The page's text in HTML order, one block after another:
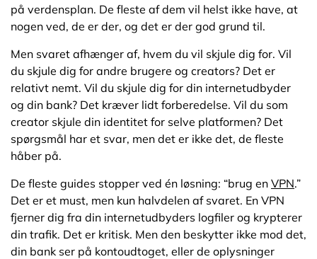
på verdensplan. De fleste af dem vil helst ikke have, at
nogen ved, de er der, og det er der god grund til.
Men svaret afhænger af, hvem du vil skjule dig for. Vil
du skjule dig for andre brugere og creators? Det er
relativt nemt. Vil du skjule dig for din internetudbyder
og din bank? Det kræver lidt forberedelse. Vil du som
creator skjule din identitet for selve platformen? Det
spørgsmål har et svar, men det er ikke det, de fleste
håber på.
De fleste guides stopper ved én løsning: “brug enVPN.”
Det er et must, men kun halvdelen af svaret. En VPN
fjerner dig fra din internetudbyders logfiler og krypterer
din trafik. Det er kritisk. Men den beskytter ikke mod det,
din bank ser på kontoudtoget, eller de oplysninger